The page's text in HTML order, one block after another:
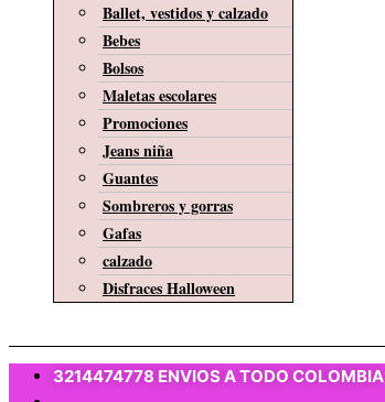
Ballet, vestidos y calzado
Bebes
Bolsos
Maletas escolares
Promociones
Jeans niña
Guantes
Sombreros y gorras
Gafas
calzado
Disfraces Halloween
3214474778 ENVIOS A TODO COLOMBIA